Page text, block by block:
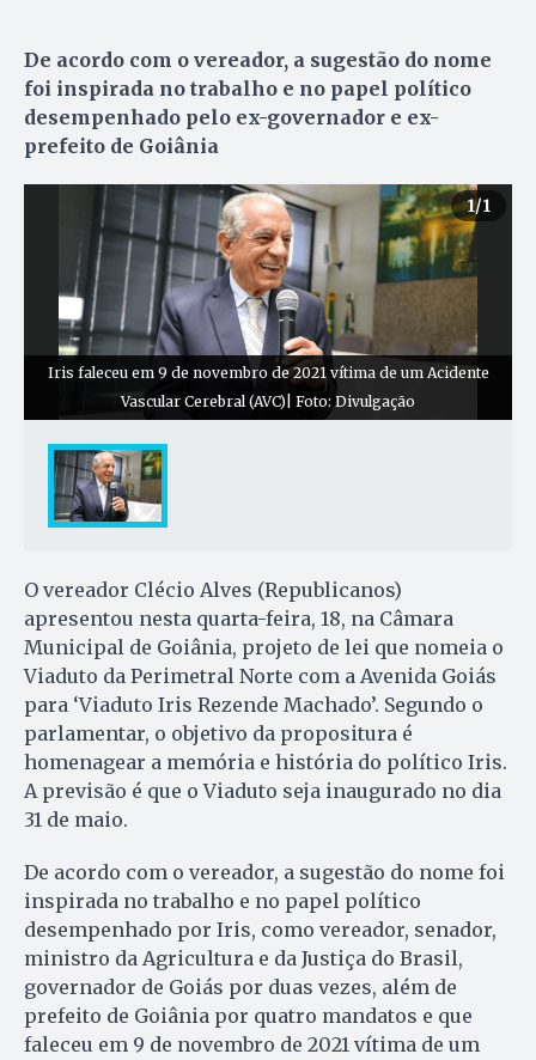
De acordo com o vereador, a sugestão do nome
foi inspirada no trabalho e no papel político
desempenhado pelo ex-governador e ex-
prefeito de Goiânia
1/1
Iris faleceu em 9 de novembro de 2021 vítima de um Acidente
Vascular Cerebral (AVC)| Foto: Divulgação
O vereador Clécio Alves (Republicanos)
apresentou nesta quarta-feira, 18, na Câmara
Municipal de Goiânia, projeto de lei que nomeia o
Viaduto da Perimetral Norte com a Avenida Goiás
para ‘Viaduto Iris Rezende Machado’. Segundo o
parlamentar, o objetivo da propositura é
homenagear a memória e história do político Iris.
A previsão é que o Viaduto seja inaugurado no dia
31 de maio.
De acordo com o vereador, a sugestão do nome foi
inspirada no trabalho e no papel político
desempenhado por Iris, como vereador, senador,
ministro da Agricultura e da Justiça do Brasil,
governador de Goiás por duas vezes, além de
prefeito de Goiânia por quatro mandatos e que
faleceu em 9 de novembro de 2021 vítima de um